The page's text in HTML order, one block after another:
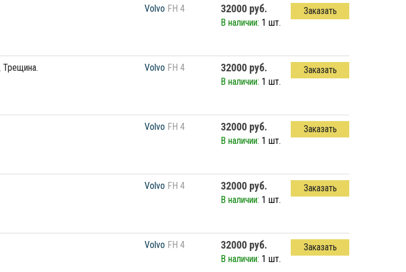
Volvo FH 4 32000 руб.
В наличии: 1 шт.
Заказать
Трещина. Volvo FH 4 32000 руб.
В наличии: 1 шт.
Заказать
Volvo FH 4 32000 руб.
В наличии: 1 шт.
Заказать
Volvo FH 4 32000 руб.
В наличии: 1 шт.
Заказать
Volvo FH 4 32000 руб.
В наличии: 1 шт.
Заказать